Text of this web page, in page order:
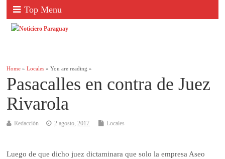
Top Menu
Home »Locales » You are reading »
Pasacalles en contra de Juez
Rivarola
Redacción 2 agosto, 2017 Locales
Luego de que dicho juez dictaminara que solo la empresa Aseo